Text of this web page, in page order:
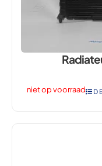
niet op voorraad